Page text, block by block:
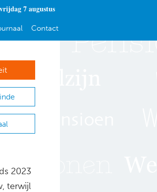
vrijdag 7 augustus
Contact
2023
terwijl